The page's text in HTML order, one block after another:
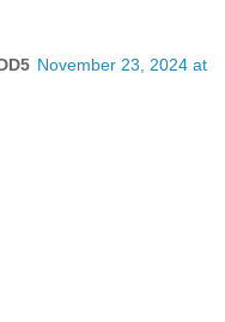
November 23, 2024 at